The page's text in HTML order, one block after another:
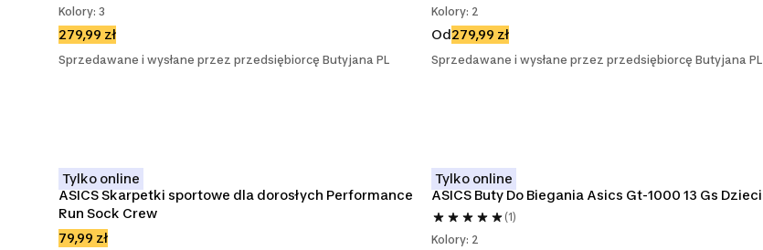
Kolory: 3
279,99 zł
Sprzedawane i wysłane przez przedsiębiorcę Butyjana PL
Kolory: 2
Od279,99 zł
Sprzedawane i wysłane przez przedsiębiorcę Butyjana PL
Tylko online
ASICS Skarpetki sportowe dla dorosłych Performance
Run Sock Crew
79,99 zł
Tylko online
ASICS Buty Do Biegania Asics Gt-1000 13 Gs Dzieci
(1)
Kolory: 2